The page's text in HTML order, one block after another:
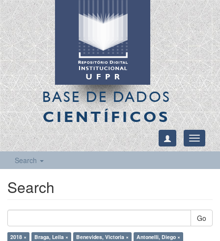
BASE DE DADOS
CIENTÍFICOS
Toggle
Search
Search
Go
2018 × Braga, Leila × Benevides, Victoria ×
Antonelli, Diego ×